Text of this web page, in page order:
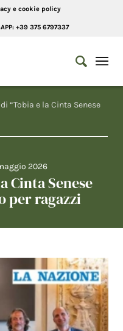
e cookie policy
+39 375 6797337
“Tobia e la Cinta Senese
2026
Cinta Senese
per ragazzi